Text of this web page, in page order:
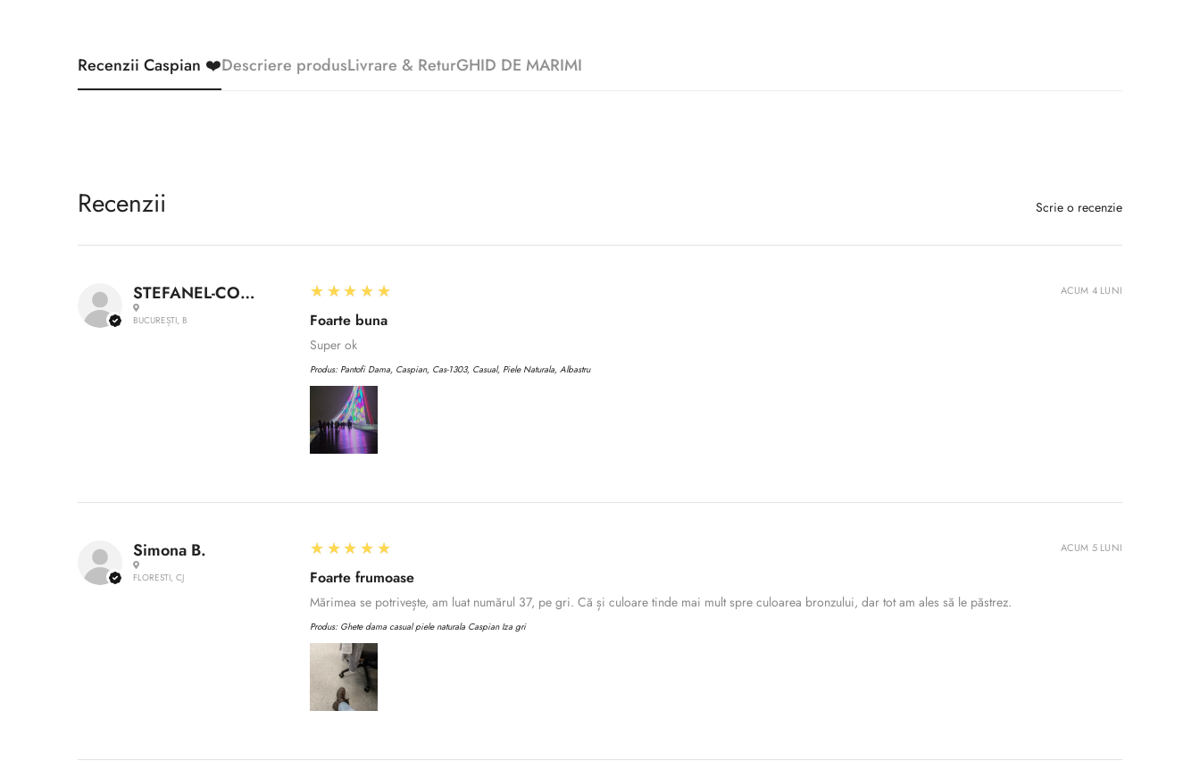
Recenzii Caspian ❤️Descriere produsLivrare & ReturGHID DE MARIMI
Recenzii Scrie o recenzie
STEFANEL-CONSTANTIN A.
BUCUREȘTI, B
5
★★★★★
Foarte buna
Super ok
Produs: Pantofi Dama, Caspian, Cas-1303, Casual, Piele Naturala, Albastru
ACUM 4 LUNI
Simona B.
FLORESTI, CJ
5
★★★★★
Foarte frumoase
Mărimea se potrivește, am luat numărul 37, pe gri. Că și culoare tinde mai mult spre culoarea bronzului, dar tot am ales să le păstrez.
Produs: Ghete dama casual piele naturala Caspian Iza gri
ACUM 5 LUNI